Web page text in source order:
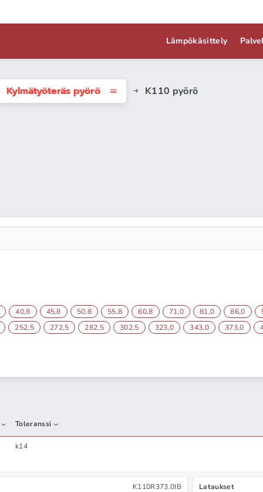
Lämpökäsittely
Kylmätyöteräs pyörö K110 pyörö
40,8 45,8 50,8 55,8 60,8 71,0 81,0 86,0
252,5 272,5 282,5 302,5 323,0 343,0 373,0
Toleranssi
k14
K110R373.0IB Lataukset